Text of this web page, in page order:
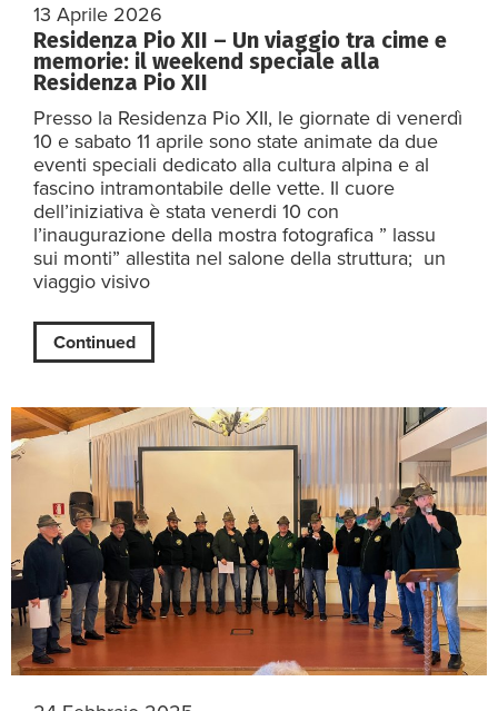
13 Aprile 2026
Residenza Pio XII – Un viaggio tra cime e
memorie: il weekend speciale alla
Residenza Pio XII
Presso la Residenza Pio XII, le giornate di venerdì
10 e sabato 11 aprile sono state animate da due
eventi speciali dedicato alla cultura alpina e al
fascino intramontabile delle vette. Il cuore
dell’iniziativa è stata venerdi 10 con
l’inaugurazione della mostra fotografica ” lassu
sui monti” allestita nel salone della struttura; un
viaggio visivo
Continued